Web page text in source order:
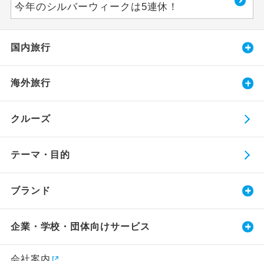
今年のシルバーウィークは5連休！
国内旅行
海外旅行
クルーズ
テーマ・目的
ブランド
企業・学校・団体向けサービス
会社案内